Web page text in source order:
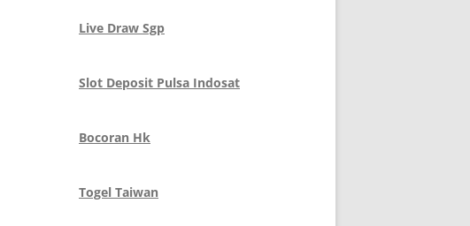
Live Draw Sgp
Slot Deposit Pulsa Indosat
Bocoran Hk
Togel Taiwan